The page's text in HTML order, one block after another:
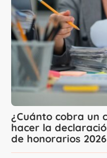
¿Cuánto cobra un
hacer la
de honorarios 2026